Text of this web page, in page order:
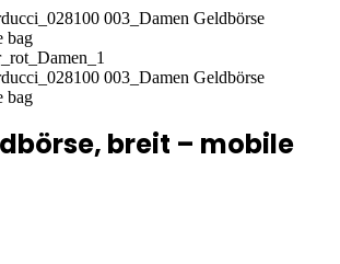
breit – mobile